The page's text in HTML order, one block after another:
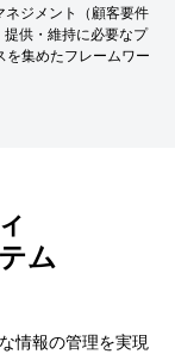
ネジメント（顧客要件
供・維持に必要なプ
を集めたフレームワー
ム
情報の管理を実現